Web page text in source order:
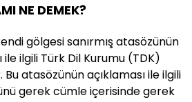
NE DEMEK?
gölgesi sanırmış atasözünün
ile ilgili Türk Dil Kurumu (TDK)
atasözünün açıklaması ile ilgili
gerek cümle içerisinde gerek